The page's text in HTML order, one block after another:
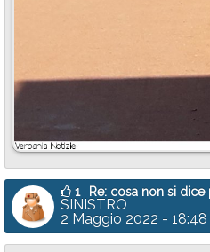
1 Re: cosa non si
SINISTRO
2 Maggio 2022 - 18:48